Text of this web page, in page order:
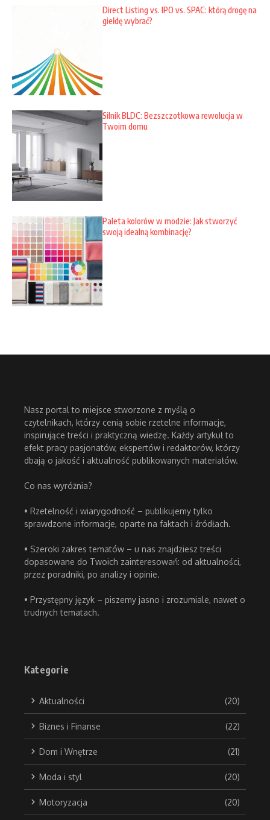
Direct Listing vs. IPO vs. SPAC: którą drogę na
giełdę wybrać?
Silnik BLDC: Bezszczotkowa rewolucja w
Twoim domu
Paleta kolorów w modzie: Jak stworzyć
swoją idealną kombinację?
Nasz portal to miejsce stworzone z myślą o
czytelnikach, którzy cenią sobie rzetelne informacje,
inspirujące treści i praktyczną wiedzę. Każdy artykuł to
efekt pracy pasjonatów, ekspertów i redaktorów, którzy
dbają o jakość i aktualność publikowanych materiałów.
Co nas wyróżnia?
• Rzetelność i wiarygodność – publikujemy tylko
sprawdzone informacje, oparte na faktach i źródłach.
• Szeroki zakres tematów – u nas znajdziesz treści
dopasowane do Twoich zainteresowań: od aktualności,
przez poradniki, po analizy i opinie.
• Przystępny język – piszemy jasno i zrozumiale, nawet o
trudnych tematach.
Kategorie
Aktualności (20)
Biznes i Finanse (22)
Dom i Wnętrze (21)
Moda i styl (20)
Motoryzacja (20)